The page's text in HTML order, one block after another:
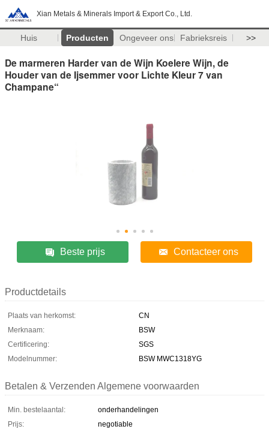
Xian Metals & Minerals Import & Export Co., Ltd.
Huis Producten Ongeveer ons Fabrieksreis >>
De marmeren Harder van de Wijn Koelere Wijn, de
Houder van de Ijsemmer voor Lichte Kleur 7 van
Champane“
Beste prijs Contacteer ons
Productdetails
Plaats van herkomst:
CN
Merknaam:
BSW
Certificering:
SGS
Modelnummer:
BSW MWC1318YG
Betalen & Verzenden Algemene voorwaarden
Min. bestelaantal:
onderhandelingen
Prijs:
negotiable